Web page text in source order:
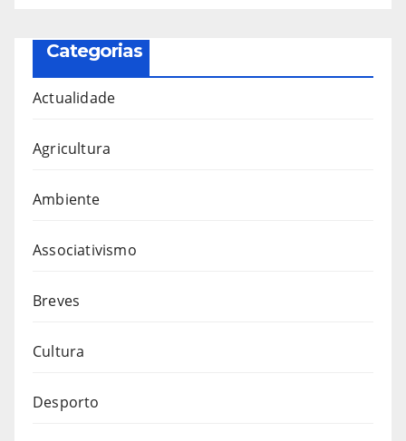
Categorias
Actualidade
Agricultura
Ambiente
Associativismo
Breves
Cultura
Desporto